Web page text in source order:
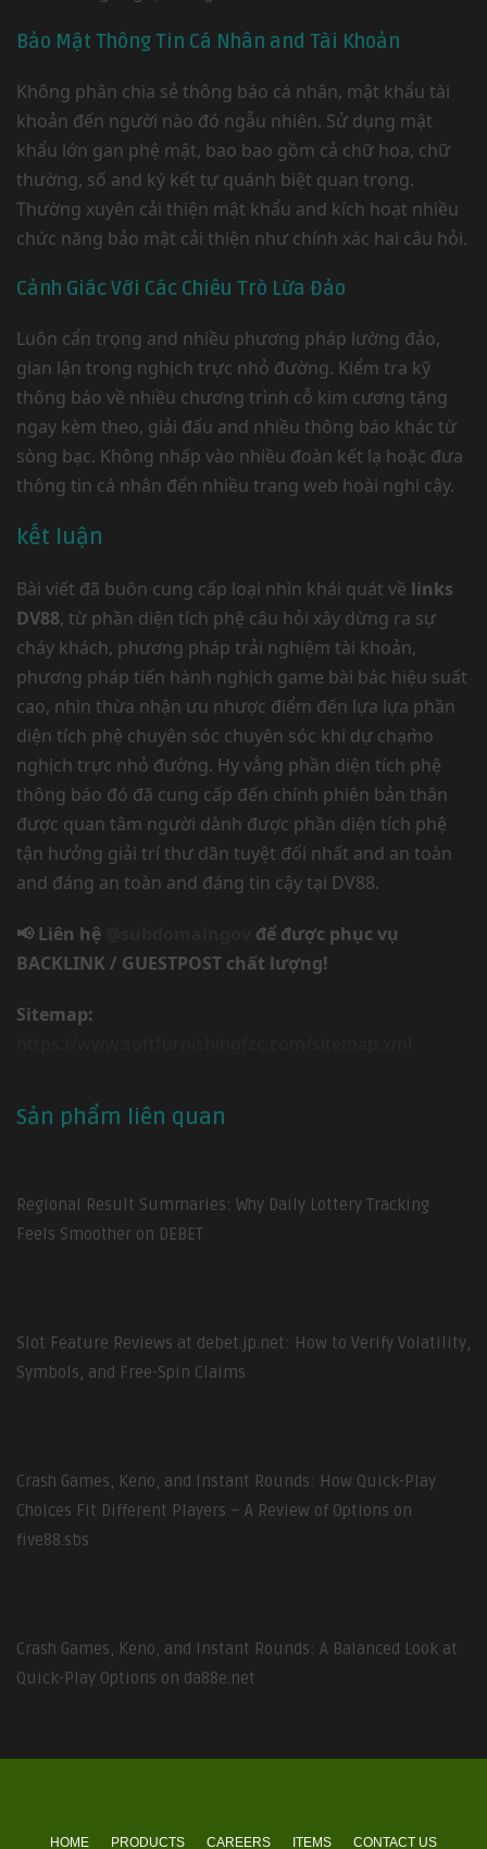
Bảo Mật Thông Tin Cá Nhân and Tài Khoản
Không phân chia sẻ thông báo cá nhân, mật khẩu tài
khoản đến người nào đó ngẫu nhiên. Sử dụng mật
khẩu lớn gan phệ mật, bao bao gồm cả chữ hoa, chữ
thường, số and ký kết tự quánh biệt quan trọng.
Thường xuyên cải thiện mật khẩu and kích hoạt nhiều
chức năng bảo mật cải thiện như chính xác hai câu hỏi.
Cảnh Giác Với Các Chiêu Trò Lừa Đảo
Luôn cẩn trọng and nhiều phương pháp lường đảo,
gian lận trong nghịch trực nhỏ đường. Kiểm tra kỹ
thông báo về nhiều chương trình cỗ kim cương tặng
ngay kèm theo, giải đấu and nhiều thông báo khác từ
sòng bạc. Không nhấp vào nhiều đoàn kết lạ hoặc đưa
thông tin cá nhân đến nhiều trang web hoài nghi cậy.
kết luận
Bài viết đã buôn cung cấp loại nhìn khái quát về links
DV88, từ phần diện tích phệ câu hỏi xây dừng ra sự
cháy khách, phương pháp trải nghiệm tài khoản,
phương pháp tiến hành nghịch game bài bác hiệu suất
cao, nhìn thừa nhận ưu nhược điểm đến lựa lựa phần
diện tích phệ chuyên sóc chuyên sóc khi dự chạm̀o
nghịch trực nhỏ đường. Hy vẳng phần diện tích phệ
thông báo đó đã cung cấp đến chính phiên bản thân
được quan tâm người dành được phần diện tích phệ
tận hưởng giải trí thư dãn tuyệt đối nhất and an toàn
and đáng an toàn and đáng tin cậy tại DV88.
📢 Liên hệ
để được phục vụ
BACKLINK / GUESTPOST chất lượng!
Sitemap:
Sản phẩm liên quan
Regional Result Summaries: Why Daily Lottery Tracking
Feels Smoother on DEBET
Slot Feature Reviews at debet.jp.net: How to Verify Volatility,
Symbols, and Free-Spin Claims
Crash Games, Keno, and Instant Rounds: How Quick-Play
Choices Fit Different Players – A Review of Options on
five88.sbs
Crash Games, Keno, and Instant Rounds: A Balanced Look at
Quick-Play Options on da88e.net
HOME PRODUCTS CAREERS ITEMS CONTACT US